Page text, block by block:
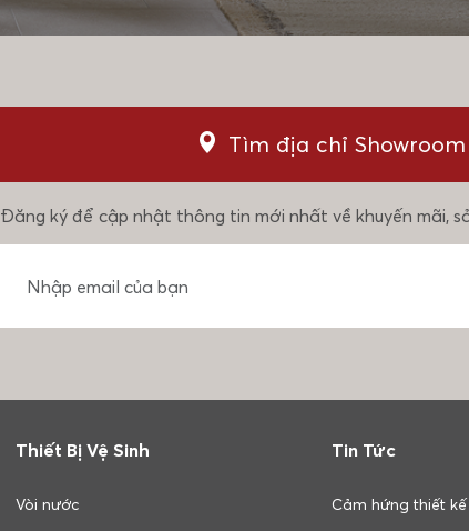
Tìm địa chỉ Showroom
Đăng ký để cập nhật thông tin mới nhất về khuyến mãi,
Thiết Bị Vệ Sinh
Vòi nước
Tin Tức
Cảm hứng thiết kế